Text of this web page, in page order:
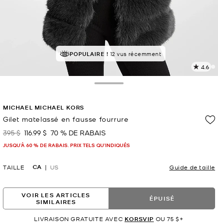
À SUCCÈS! Classé 5 étoiles par 84 % des clients
POPULAIRE ! 12 vus récemment
4.6
MICHAEL MICHAEL KORS
Gilet matelassé en fausse fourrure
était
395 $ maintenant
116.99 $ 70 % DE RABAIS
JUSQU’À 60 % DE RABAIS. PRIX TELS QU'INDIQUÉS
TAILLE CA US Guide de taille
VOIR LES ARTICLES
SIMILAIRES
ÉPUISÉ
LIVRAISON GRATUITE AVEC KORSVIP OU 75 $+